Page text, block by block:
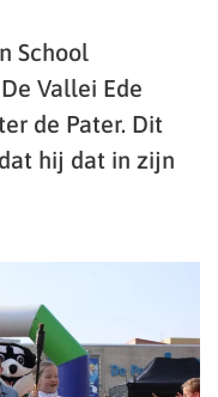
School
Vallei Ede
de Pater. Dit
hij dat in zijn